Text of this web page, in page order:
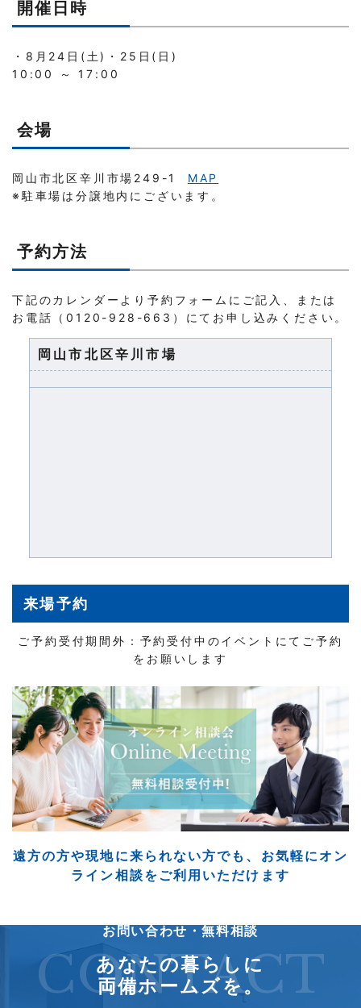
開催日時
・8月24日(土)・25日(日)
10:00 ～ 17:00
会場
岡山市北区辛川市場249-1 MAP
※駐車場は分譲地内にございます。
予約方法
下記のカレンダーより予約フォームにご記入、または
お電話（0120-928-663）にてお申し込みください。
岡山市北区辛川市場
来場予約
ご予約受付期間外：予約受付中のイベントにてご予約
をお願いします
遠方の方や現地に来られない方でも、 お気軽にオン
ライン相談をご利用いただけます
お問い合わせ・無料相談
CONTACT
あなたの暮らしに
両備ホームズを。